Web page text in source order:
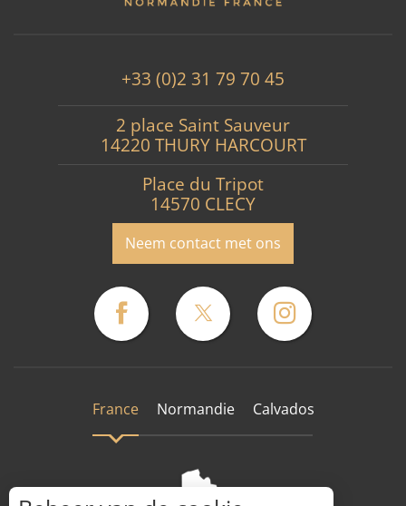
+33 (0)2 31 79 70 45
2 place Saint Sauveur
14220 THURY HARCOURT
Place du Tripot
14570 CLECY
Neem contact met ons
France Normandie Calvados